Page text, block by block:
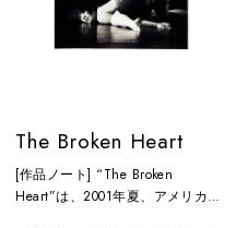
The Broken Heart
[作品ノート] “The Broken
Heart”は、2001年夏、アメリカ、